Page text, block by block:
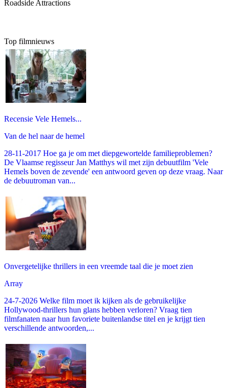
Roadside Attractions
Top filmnieuws
Recensie Vele Hemels...
Van de hel naar de hemel
28-11-2017 Hoe ga je om met diepgewortelde familieproblemen?
De Vlaamse regisseur Jan Matthys wil met zijn debuutfilm 'Vele
Hemels boven de zevende' een antwoord geven op deze vraag. Naar
de debuutroman van...
Onvergetelijke thrillers in een vreemde taal die je moet zien
Array
24-7-2026 Welke film moet ik kijken als de gebruikelijke
Hollywood-thrillers hun glans hebben verloren? Vraag tien
filmfanaten naar hun favoriete buitenlandse titel en je krijgt tien
verschillende antwoorden,...